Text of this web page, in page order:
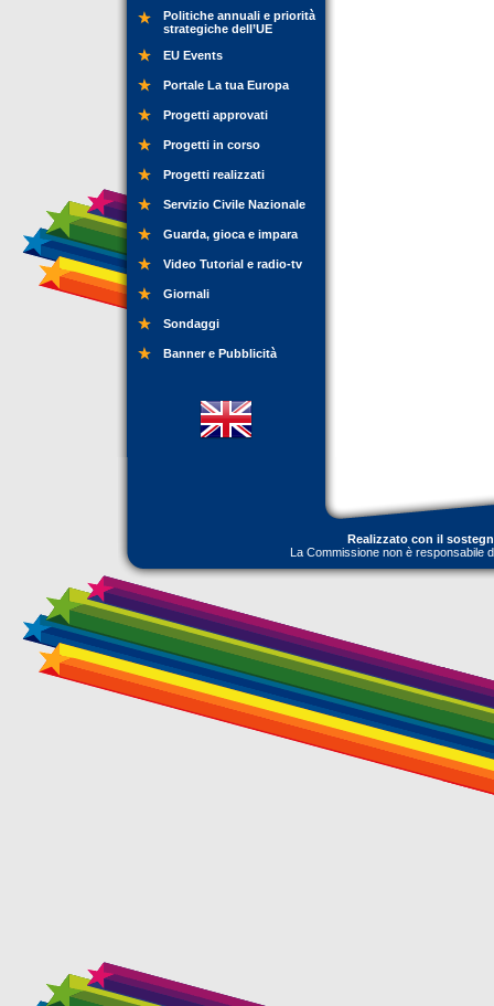
Politiche annuali e priorità
strategiche dell’UE
EU Events
Portale La tua Europa
Progetti approvati
Progetti in corso
Progetti realizzati
Servizio Civile Nazionale
Guarda, gioca e impara
Video Tutorial e radio-tv
Giornali
Sondaggi
Banner e Pubblicità
Realizzato con il
La Commissione non è responsabile